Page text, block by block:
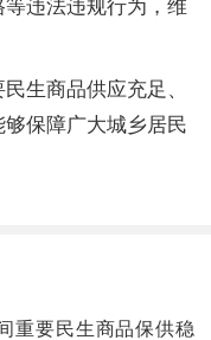
违法违规行为，维
生商品供应充足、
保障广大城乡居民
重要民生商品保供稳